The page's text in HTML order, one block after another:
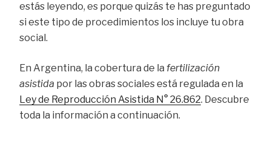
estás leyendo, es porque quizás te has preguntado
si este tipo de procedimientos los incluye tu obra
social.
En Argentina, la cobertura de la fertilización
asistida por las obras sociales está regulada en la
Ley de Reproducción Asistida N° 26.862. Descubre
toda la información a continuación.